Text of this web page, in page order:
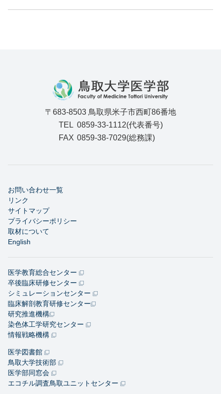
〒683-8503 鳥取県米子市西町86番地
TEL 0859-33-1112(代表番号)
FAX 0859-38-7029(総務課)
お問い合わせ一覧
リンク
サイトマップ
プライバシーポリシー
取材について
English
医学教育総合センター
卒後臨床研修センター
シミュレーションセンター
臨床解剖教育研修センター
研究推進機構
染色体工学研究センター
情報戦略機構
医学図書館
鳥取大学技術部
医学部同窓会
エコチル調査鳥取ユニットセンター